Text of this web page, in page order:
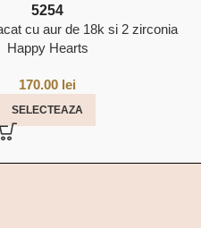
5254
cu aur de 18k si 2 zirconia
Happy Hearts
170.00 lei
SELECTEAZA